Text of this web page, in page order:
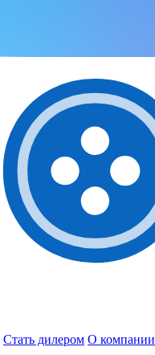
Стать дилером О компании